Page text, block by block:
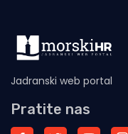
Jadranski web portal
Pratite nas